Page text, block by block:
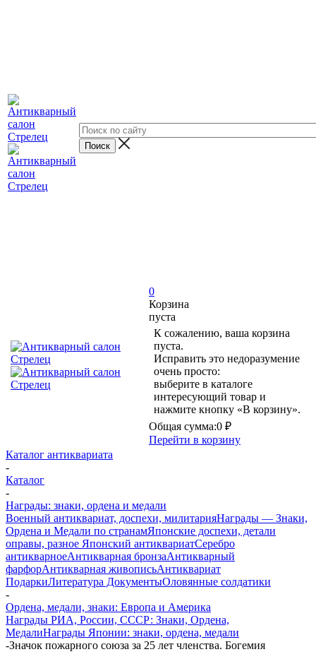
0
Корзина
пуста
К сожалению, ваша корзина
пуста.
Исправить это недоразумение
очень просто:
выберите в каталоге
интересующий товар и
нажмите кнопку «В корзину».
Общая сумма:0 ₽
Перейти в корзину
Каталог антиквариата
-
Каталог
-
Награды: знаки, ордена и медали
Военный антиквариат, доспехи, милитарияНаграды — Знаки,
Ордена и Медали по странамЯпонские доспехи, детали
оправы, разное Японский антиквариатСеребро
антикварноеАнтикварная бронзаАнтикварный
фарфорАнтикварная живописьАнтиквариат
ПодаркиЛитература ДокументыОловянные солдатики
-
Ордена, медали, знаки: Европа и Америка
Награды РИА, России, СССР: Знаки, Ордена,
МедалиНаграды Японии: знаки, ордена, медали
-Значок пожарного союза за 25 лет членства. Богемия